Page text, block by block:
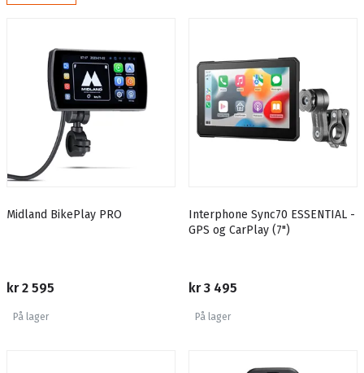
Midland BikePlay PRO
kr 2 595
På lager
Interphone Sync70 ESSENTIAL -
GPS og CarPlay (7")
kr 3 495
På lager